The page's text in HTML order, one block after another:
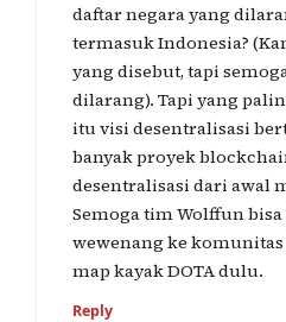
daftar negara yang
termasuk Indonesia?
yang disebut, tapi
dilarang). Tapi yang
itu visi desentralisasi
banyak proyek
desentralisasi dari awal
Semoga tim Wolffun
wewenang ke
map kayak DOTA dulu.
Reply